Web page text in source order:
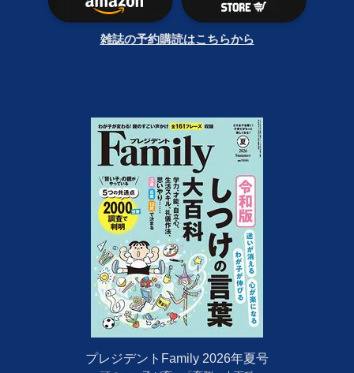
雑誌の予約購読はこちらから
プレジデントFamily 2026年夏号